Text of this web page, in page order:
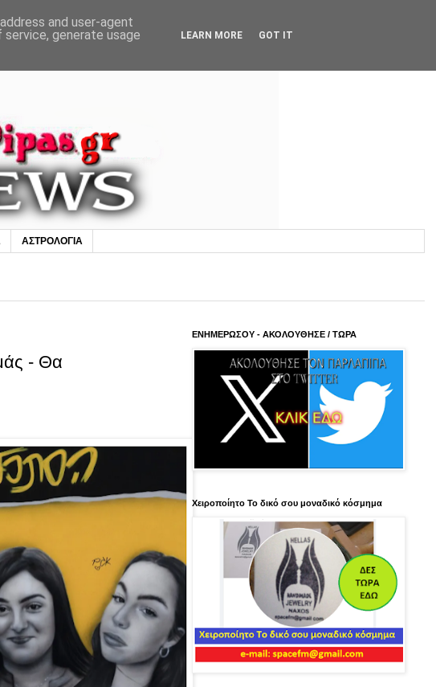
ΑΣΤΡΟΛΟΓΙΑ
- Θα
ΕΝΗΜΕΡΩΣΟΥ - ΑΚΟΛΟΥΘΗΣΕ / ΤΩΡΑ
Χειροποίητο Το δικό σου μοναδικό κόσμημα
and user-agent
generate usage
LEARN MORE GOT IT